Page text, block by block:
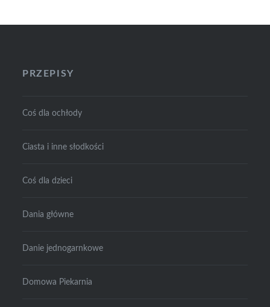
PRZEPISY
Coś dla ochłody
Ciasta i inne słodkości
Coś dla dzieci
Dania główne
Danie jednogarnkowe
Domowa Piekarnia